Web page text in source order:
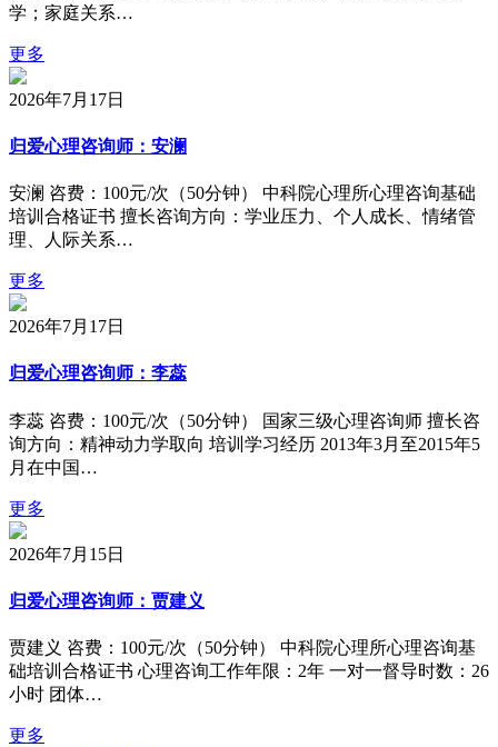
学；家庭关系…
更多
2026年7月17日
归爱心理咨询师：安澜
安澜 咨费：100元/次（50分钟） 中科院心理所心理咨询基础
培训合格证书 擅长咨询方向：学业压力、个人成长、情绪管
理、人际关系…
更多
2026年7月17日
归爱心理咨询师：李蕊
李蕊 咨费：100元/次（50分钟） 国家三级心理咨询师 擅长咨
询方向：精神动力学取向 培训学习经历 2013年3月至2015年5
月在中国…
更多
2026年7月15日
归爱心理咨询师：贾建义
贾建义 咨费：100元/次（50分钟） 中科院心理所心理咨询基
础培训合格证书 心理咨询工作年限：2年 一对一督导时数：26
小时 团体…
更多